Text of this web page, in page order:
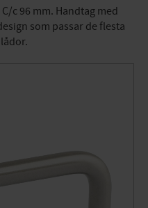
c 96 mm. Handtag med
som passar de flesta